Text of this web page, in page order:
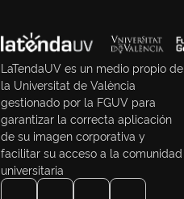
LaTendaUV es un medio propio de
la Universitat de València
gestionado por la FGUV para
garantizar la correcta aplicación
de su imagen corporativa y
facilitar su acceso a la comunidad
universitaria